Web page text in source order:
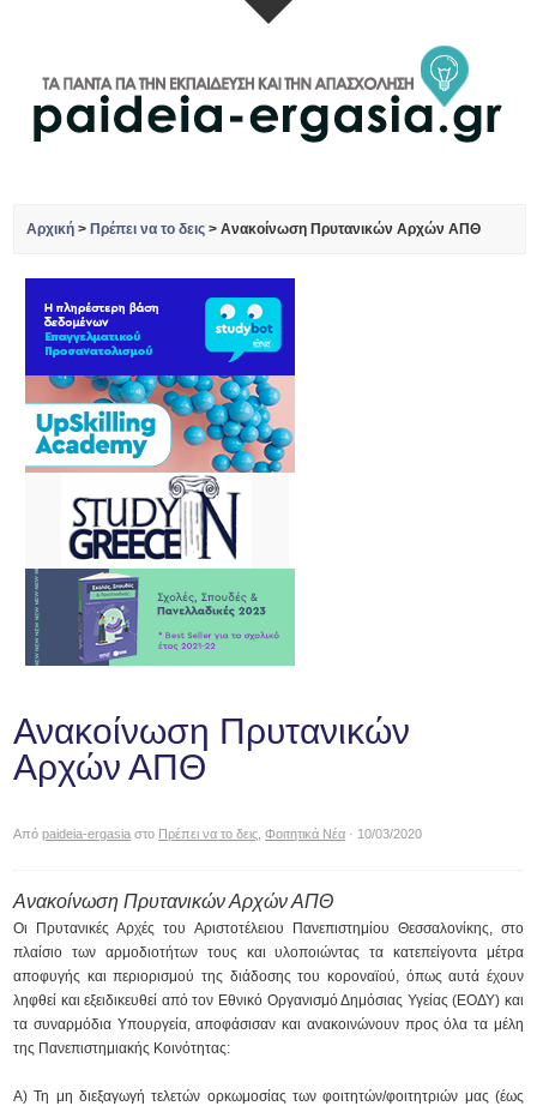
Αρχική > Πρέπει να το δεις >Ανακοίνωση Πρυτανικών Αρχών ΑΠΘ
Ανακοίνωση Πρυτανικών
Αρχών ΑΠΘ
Απόpaideia-ergasia στο Πρέπει να το δεις ,Φοιτητικά Νέα · 10/03/2020
Ανακοίνωση Πρυτανικών Αρχών ΑΠΘ
Οι Πρυτανικές Αρχές του Αριστοτέλειου Πανεπιστημίου Θεσσαλονίκης, στο
πλαίσιο των αρμοδιοτήτων τους και υλοποιώντας τα κατεπείγοντα μέτρα
αποφυγής και περιορισμού της διάδοσης του κοροναϊού, όπως αυτά έχουν
ληφθεί και εξειδικευθεί από τον Εθνικό Οργανισμό Δημόσιας Υγείας (ΕΟΔΥ) και
τα συναρμόδια Υπουργεία, αποφάσισαν και ανακοινώνουν προς όλα τα μέλη
της Πανεπιστημιακής Κοινότητας:
Α) Τη μη διεξαγωγή τελετών ορκωμοσίας των φοιτητών/φοιτητριών μας (έως